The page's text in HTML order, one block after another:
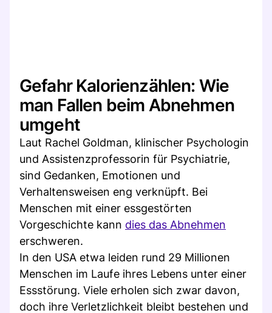
Gefahr Kalorienzählen: Wie
man Fallen beim Abnehmen
umgeht
Laut Rachel Goldman, klinischer Psychologin
und Assistenzprofessorin für Psychiatrie,
sind Gedanken, Emotionen und
Verhaltensweisen eng verknüpft. Bei
Menschen mit einer essgestörten
Vorgeschichte kann dies das Abnehmen
erschweren.
In den USA etwa leiden rund 29 Millionen
Menschen im Laufe ihres Lebens unter einer
Essstörung. Viele erholen sich zwar davon,
doch ihre Verletzlichkeit bleibt bestehen und